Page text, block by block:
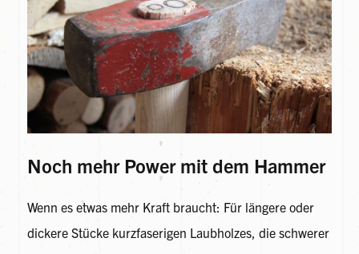
Noch mehr Power mit dem Hammer
Wenn es etwas mehr Kraft braucht: Für längere oder
dickere Stücke kurzfaserigen Laubholzes, die schwerer